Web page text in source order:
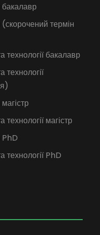
бакалавр
термін
технології бакалавр
технології
магістр
PhD
технології PhD